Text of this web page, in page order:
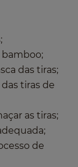
bamboo;
das tiras;
tiras de
as tiras;
de